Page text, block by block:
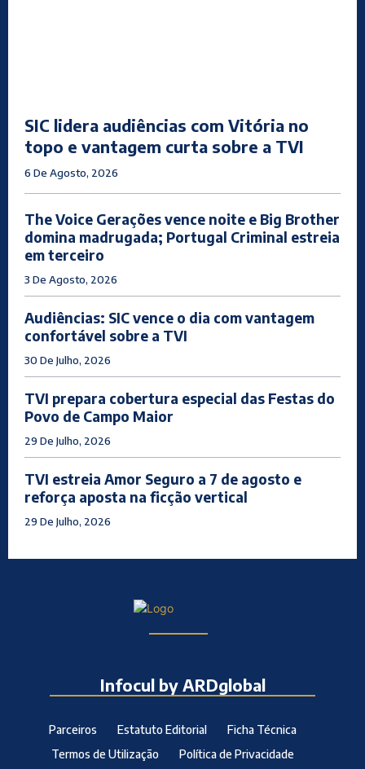
SIC lidera audiências com Vitória no
topo e vantagem curta sobre a TVI
6 De Agosto, 2026
The Voice Gerações vence noite e Big Brother
domina madrugada; Portugal Criminal estreia
em terceiro
3 De Agosto, 2026
Audiências: SIC vence o dia com vantagem
confortável sobre a TVI
30 De Julho, 2026
TVI prepara cobertura especial das Festas do
Povo de Campo Maior
29 De Julho, 2026
TVI estreia Amor Seguro a 7 de agosto e
reforça aposta na ficção vertical
29 De Julho, 2026
Infocul by ARDglobal
Parceiros Estatuto Editorial
Ficha Técnica
Termos de Utilização
Política de Privacidade